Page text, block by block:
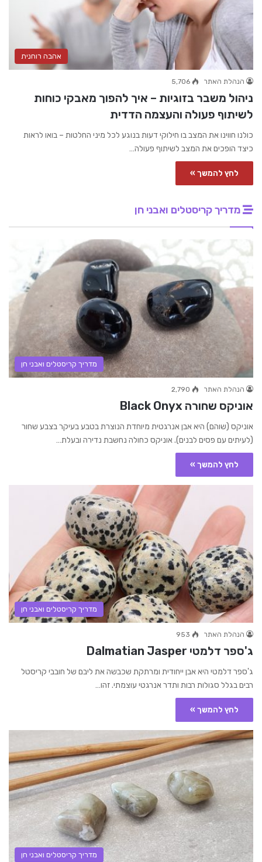
אהבה רוחנית
הנהלת האתר 5,706
ניהול משבר בזוגיות – איך להפוך מאבקי כוחות
לשיתוף פעולה והעצמה הדדית
כולנו חווינו את המצב בו חילוקי דעות בנוגע לכל מיני החלטות – בואו לראות
כיצד הופכים את המצב לשיתוף פעולה…
לחץ להמשך »
מדריך קריסטלים ואבני חן
מדריך קריסטלים ואבני חן
הנהלת האתר 2,790
אוניקס שחורה Black Onyx
אוניקס (שוהם) היא אבן אנרגטית מיוחדת הנוצרת בטבע בעיקר בצבע שחור
(לעיתים עם פסים לבנים). אוניקס כחולה נחשבת נדירה ובעלת…
לחץ להמשך »
מדריך קריסטלים ואבני חן
הנהלת האתר 953
ג'ספר דלמטי Dalmatian Jasper
ג'ספר דלמטי היא אבן ייחודית ומרתקת שכבשה את ליבם של חובבי קריסטל
רבים בגלל סגולות רבות ותדר אנרגטי עוצמתי. זהו…
לחץ להמשך »
מדריך קריסטלים ואבני חן